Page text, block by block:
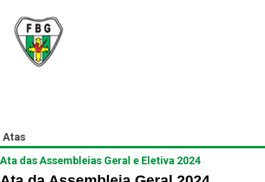
Atas
Ata das Assembleias Geral e Eletiva 2024